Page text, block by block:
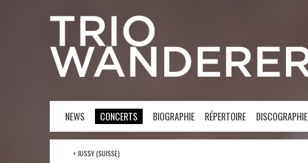
NEWS CONCERTS BIOGRAPHIE RÉPERTOIRE DISCOGRAPHIE
< JUSSY (SUISSE)